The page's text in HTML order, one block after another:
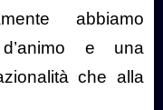
abbiamo
e una
che alla